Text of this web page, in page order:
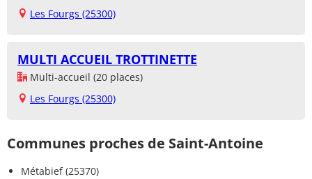
Les Fourgs (25300)
MULTI ACCUEIL TROTTINETTE
Multi-accueil (20 places)
Les Fourgs (25300)
Communes proches de Saint-Antoine
Métabief (25370)